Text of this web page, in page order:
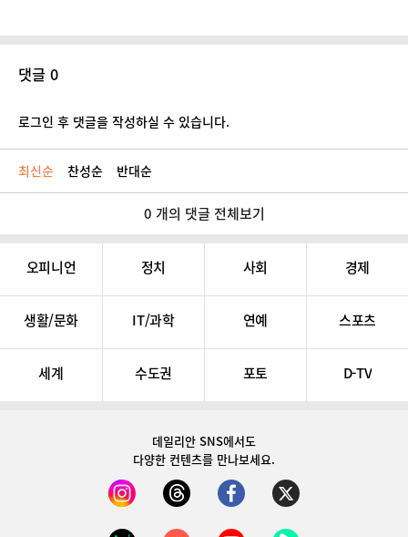
댓글 0
로그인 후 댓글을 작성하실 수 있습니다.
최신순 찬성순 반대순
0 개의 댓글 전체보기
오피니언 정치 사회 경제
생활/문화 IT/과학 연예 스포츠
세계 수도권 포토 D-TV
데일리안 SNS에서도
다양한 컨텐츠를 만나보세요.